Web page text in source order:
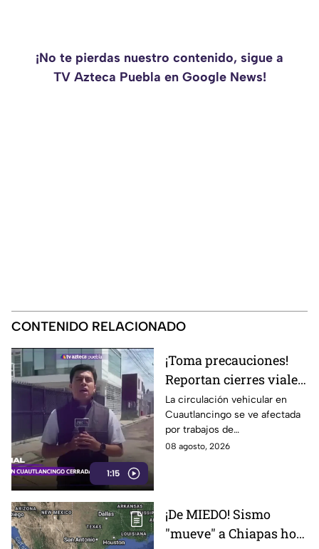
¡No te pierdas nuestro contenido, sigue a
TV Azteca Puebla en Google News!
CONTENIDO RELACIONADO
1:15
¡Toma precauciones!
Reportan cierres viales
en Cuautlancingo hoy
sábado; vías alternas
La circulación vehicular en
Cuautlancingo se ve afectada
por trabajos de
reencarpetamiento la mañana
08 agosto, 2026
¡De MIEDO! Sismo
"mueve" a Chiapas hoy